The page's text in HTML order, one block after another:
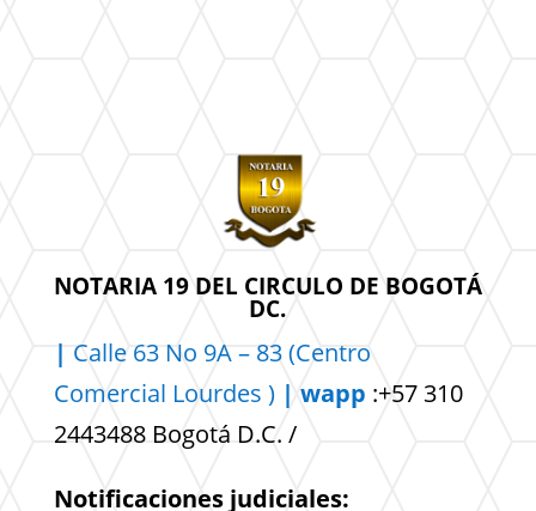
NOTARIA 19 DEL CIRCULO DE BOGOTÁ
DC.
| Calle 63 No 9A – 83 (Centro
Comercial Lourdes ) | wapp :+57 310
2443488 Bogotá D.C. /
Notificaciones judiciales: